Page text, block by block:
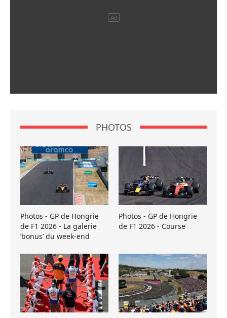
PHOTOS
Photos - GP de Hongrie
de F1 2026 - La galerie
’bonus’ du week-end
Photos - GP de Hongrie
de F1 2026 - Course